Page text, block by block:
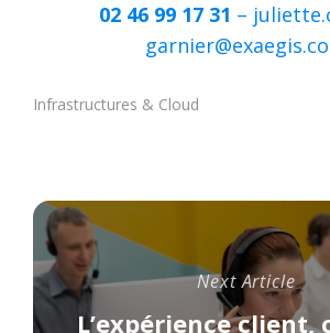
02 46 99 17 31 –
Infrastructures & Cloud
Next Article
L’expérience client,